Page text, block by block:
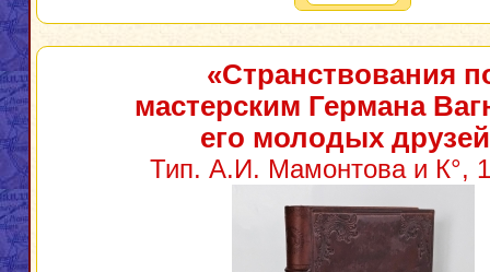
«Странствования
мастерским Германа
его молодых
Тип. А.И. Мамонтова и К°,